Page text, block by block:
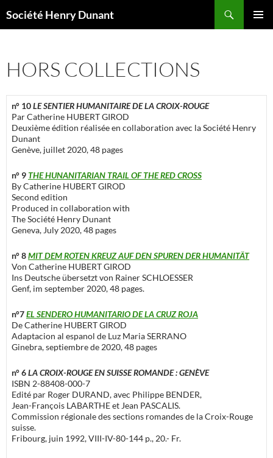
au
Société Henry Dunant
HORS COLLECTIONS
n° 10LE SENTIER HUMANITAIRE DE LA CROIX-ROUGE
Par Catherine HUBERT GIROD
Deuxième édition réalisée en collaboration avec la Société Henry
Dunant
Genève, juillet 2020, 48 pages
n° 9THE HUNANITARIAN TRAIL OF THE RED CROSS
By Catherine HUBERT GIROD
Second edition
Produced in collaboration with
The Société Henry Dunant
Geneva, July 2020, 48 pages
n° 8MIT DEM ROTEN KREUZ AUF DEN SPUREN DER HUMANITÄT
Von Catherine HUBERT GIROD
Ins Deutsche übersetzt von Rainer SCHLOESSER
Genf, im september 2020, 48 pages.
n°7EL SENDERO HUMANITARIO DE LA CRUZ ROJA
De Catherine HUBERT GIROD
Adaptacion al espanol de Luz Maria SERRANO
Ginebra, septiembre de 2020, 48 pages
n° 6LA CROIX-ROUGE EN SUISSE ROMANDE : GENÈVE
ISBN 2-88408-000-7
Edité par Roger DURAND, avec Philippe BENDER,
Jean-François LABARTHE et Jean PASCALIS.
Commission régionale des sections romandes de la Croix-Rouge
suisse.
Fribourg, juin 1992, VIII-IV-80-144 p., 20.- Fr.